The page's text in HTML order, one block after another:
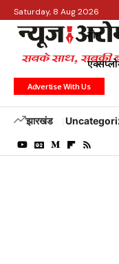
Saturday, 8 Aug 2026
होम
Advertise With Us
झारखंड